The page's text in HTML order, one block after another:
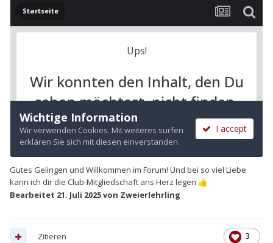
Gutes Gelingen und Willkommen im Forum! Und bei so viel Liebe
kann ich dir die Club-Mitgliedschaft ans Herz legen 👍
Bearbeitet 21. Juli 2025von Zweierlehrling
3
Zitieren